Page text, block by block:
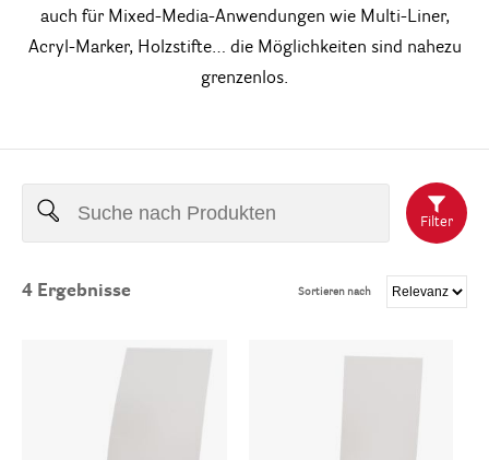
auch für Mixed-Media-Anwendungen wie Multi-Liner,
Acryl-Marker, Holzstifte… die Möglichkeiten sind nahezu
grenzenlos.
Filter
4 Ergebnisse Sortieren nach